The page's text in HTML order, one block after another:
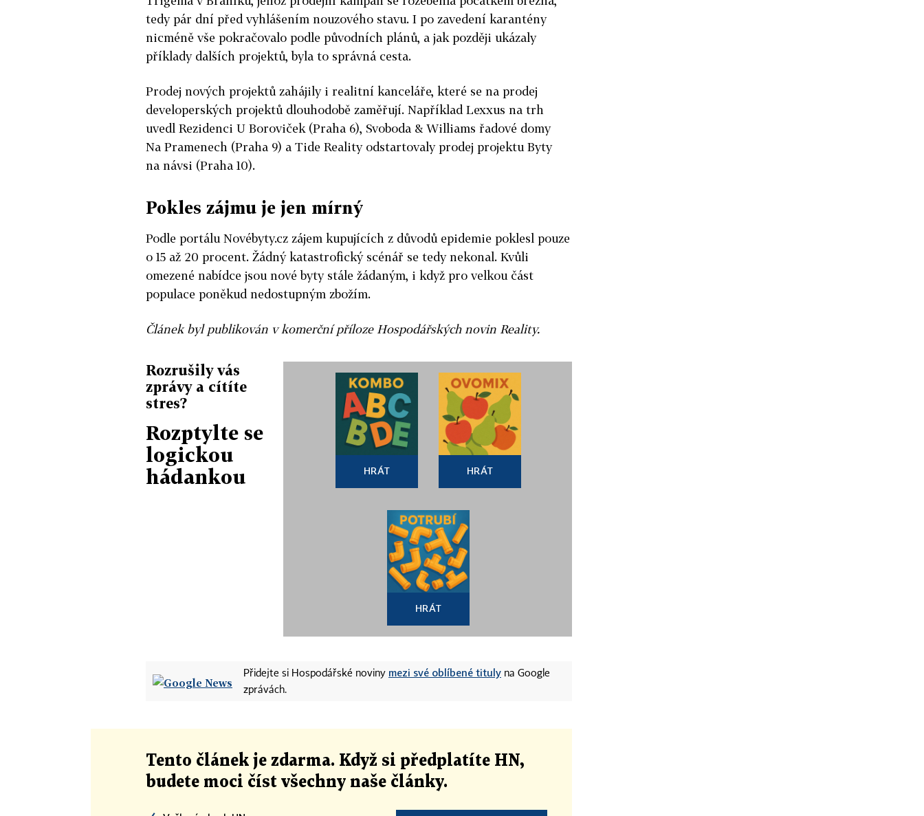
tedy pár dní před vyhlášením nouzového stavu. I po zavedení karantény
nicméně vše pokračovalo podle původních plánů, a jak později ukázaly
příklady dalších projektů, byla to správná cesta.
Prodej nových projektů zahájily i realitní kanceláře, které se na prodej
developerských projektů dlouhodobě zaměřují. Například Lexxus na trh
uvedl Rezidenci U Boroviček (Praha 6), Svoboda & Williams řadové domy
Na Pramenech (Praha 9) a Tide Reality odstartovaly prodej projektu Byty
na návsi (Praha 10).
Pokles zájmu je jen mírný
Podle portálu Novébyty.cz zájem kupujících z důvodů epidemie poklesl pouze
o 15 až 20 procent. Žádný katastrofický scénář se tedy nekonal. Kvůli
omezené nabídce jsou nové byty stále žádaným, i když pro velkou část
populace poněkud nedostupným zbožím.
Článek byl publikován v komerční příloze Hospodářských novin Reality.
Rozrušily vás
zprávy a cítíte
stres?
Rozptylte se
logickou
hádankou
HRÁT HRÁT
HRÁT
Přidejte si Hospodářské noviny mezi své oblíbené tituly na Google
zprávách.
Tento článek je zdarma. Když si předplatíte HN,
budete moci číst všechny naše články.